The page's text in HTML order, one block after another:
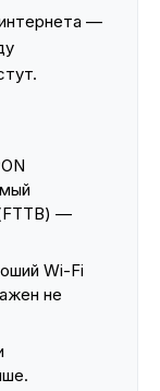
—
—
Wi-Fi
не